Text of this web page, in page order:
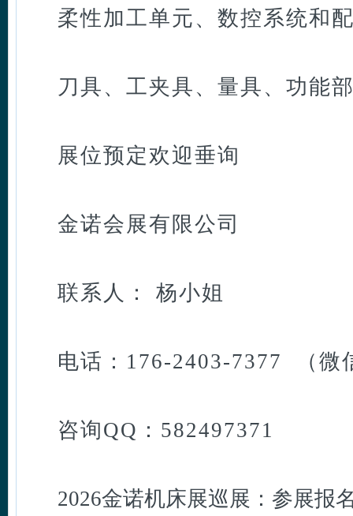
柔性加工单元、数控系统和
刀具、工夹具、量具、功能
展位预定欢迎垂询
金诺会展有限公司
联系人： 杨小姐
电话：176-2403-7377 （微
咨询QQ：582497371
2026金诺机床展巡展：参展报